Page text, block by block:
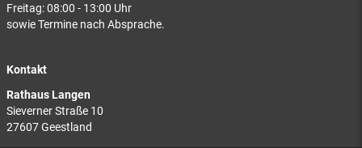
Freitag: 08:00 - 13:00 Uhr
sowie Termine nach Absprache.
Kontakt
Rathaus Langen
Sieverner Straße 10
27607 Geestland